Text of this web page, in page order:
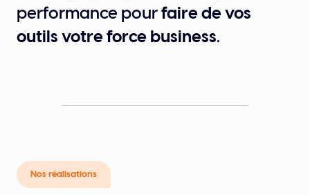
performance pour faire de vos
outils votre force business.
Nos réalisations